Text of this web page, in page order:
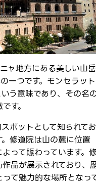
ャ地方にある美しい山岳
一つです。モンセラット
う意味であり、その名
す。
ポットとして知られてお
修道院は山の麓に位置
って賑わっています。
品が展示されており、
て魅力的な場所となっ